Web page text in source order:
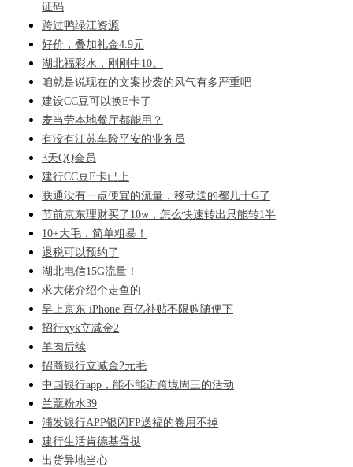
证码
跨过鸭绿江资源
好价，叠加礼金4.9元
湖北福彩水，刚刚中10。
咱就是说现在的文案抄袭的风气有多严重吧
建设CC豆可以换E卡了
麦当劳本地餐厅都能用？
有没有江苏车险平安的业务员
3天QQ会员
建行CC豆E卡已上
联通没有一点便宜的流量，移动送的都几十G了
节前京东理财买了10w，怎么快速转出只能转1半
10+大毛，简单粗暴！
退税可以预约了
湖北电信15G流量！
求大佬介绍个走鱼的
早上京东 iPhone 百亿补贴不限购随便下
招行xyk立减金2
羊肉后续
招商银行立减金2元毛
中国银行app，能不能进跨境周三的活动
兰蔻粉水39
浦发银行APP银闪FP送福的卷用不掉
建行生活肯德基蛋挞
出货异地当心